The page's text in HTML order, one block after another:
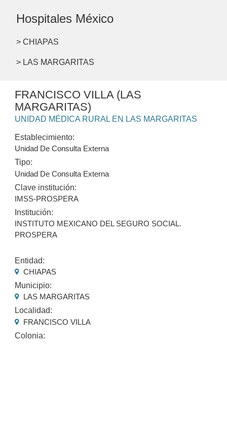
Hospitales México
> CHIAPAS
> LAS MARGARITAS
FRANCISCO VILLA (LAS
MARGARITAS)
UNIDAD MÉDICA RURAL EN LAS MARGARITAS
Establecimiento:
Unidad De Consulta Externa
Tipo:
Unidad De Consulta Externa
Clave institución:
IMSS-PROSPERA
Institución:
INSTITUTO MEXICANO DEL SEGURO SOCIAL.
PROSPERA
Entidad:
CHIAPAS
Municipio:
LAS MARGARITAS
Localidad:
FRANCISCO VILLA
Colonia: